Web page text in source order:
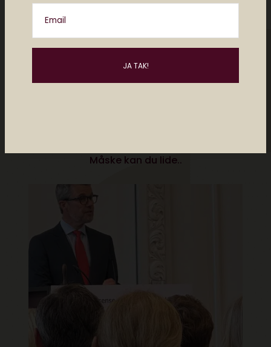
Email
downloadet dem. Har du et digitalt lifehack.
Noget der gør dit liv nemmere, så send det til
mj@elektronista.dk og så trykker vi det
måske. Husk at følge os på
Facebook.dk/ElektronistaDK
Måske kan du lide..